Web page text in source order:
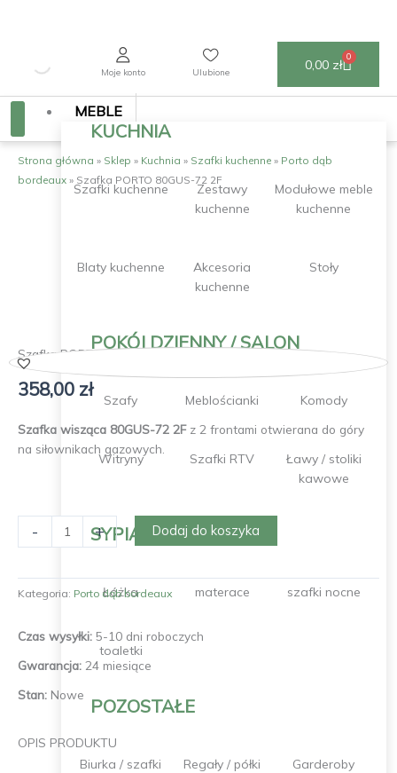
Moje konto Ulubione 0,00 zł 0
Wózek
MEBLE
KUCHNIA
Szafki kuchenne
Zestawy
kuchenne
Modułowe meble
kuchenne
Blaty kuchenne
Akcesoria
kuchenne
Stoły
POKÓJ DZIENNY / SALON
Szafy Meblościanki Komody
Witryny Szafki RTV
Ławy / stoliki
kawowe
SYPIALNIA
Łóżka materace szafki nocne
toaletki
POZOSTAŁE
Biurka / szafki
Regały / półki Garderoby
Strona główna » Sklep » Kuchnia » Szafki kuchenne » Porto dąb
bordeaux » Szafka PORTO 80GUS-72 2F
Szafka PORTO 80GUS-72 2F
358,00 zł
Szafka wisząca 80GUS-72 2F z 2 frontami otwierana do góry
na siłownikach gazowych.
-
Szafka
80GUS-
72
+ Dodaj do koszyka
Kategoria: Porto dąb bordeaux
Czas wysyłki: 5-10 dni roboczych
Gwarancja: 24 miesiące
Stan: Nowe
OPIS PRODUKTU